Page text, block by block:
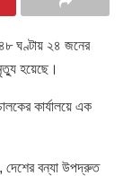
ঘণ্টায় ২৪ জনের
হয়েছে।
কার্যালয়ে এক
দেশের বন্যা উপদ্রুত